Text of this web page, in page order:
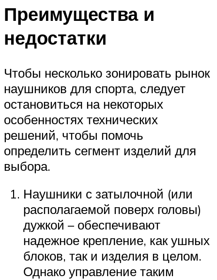
Преимущества и
недостатки
Чтобы несколько зонировать рынок
наушников для спорта, следует
остановиться на некоторых
особенностях технических
решений, чтобы помочь
определить сегмент изделий для
выбора.
Наушники с затылочной (или
располагаемой поверх головы)
дужкой – обеспечивают
надежное крепление, как ушных
блоков, так и изделия в целом.
Однако управление таким